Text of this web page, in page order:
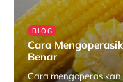
BLOG
Cara
Benar
Cara